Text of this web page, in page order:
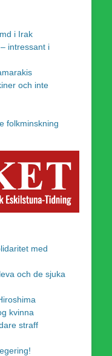
i Irak
intressant i
och inte
folkminskning
med
och de sjuka
kvinna
straff